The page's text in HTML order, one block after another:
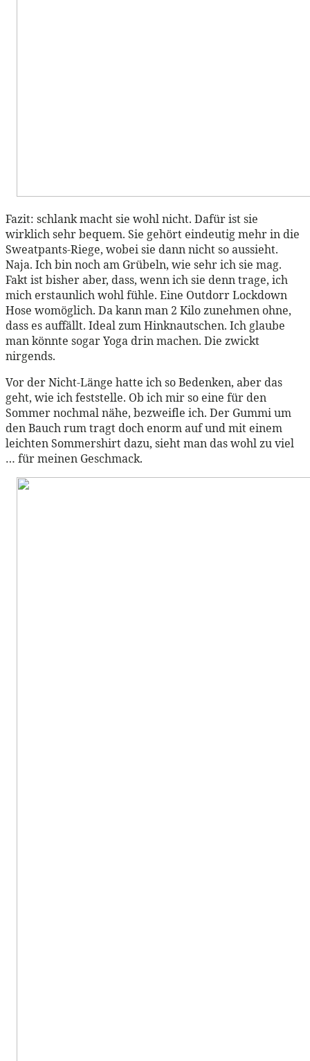
Fazit: schlank macht sie wohl nicht. Dafür ist sie
wirklich sehr bequem. Sie gehört eindeutig mehr in die
Sweatpants-Riege, wobei sie dann nicht so aussieht.
Naja. Ich bin noch am Grübeln, wie sehr ich sie mag.
Fakt ist bisher aber, dass, wenn ich sie denn trage, ich
mich erstaunlich wohl fühle. Eine Outdorr Lockdown
Hose womöglich. Da kann man 2 Kilo zunehmen ohne,
dass es auffällt. Ideal zum Hinknautschen. Ich glaube
man könnte sogar Yoga drin machen. Die zwickt
nirgends.
Vor der Nicht-Länge hatte ich so Bedenken, aber das
geht, wie ich feststelle. Ob ich mir so eine für den
Sommer nochmal nähe, bezweifle ich. Der Gummi um
den Bauch rum tragt doch enorm auf und mit einem
leichten Sommershirt dazu, sieht man das wohl zu viel
… für meinen Geschmack.